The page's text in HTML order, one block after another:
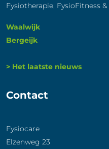
Fysiotherapie, FysioFitness
Waalwijk
Bergeijk
> Het laatste nieuws
Contact
Fysiocare
Elzenweg 23